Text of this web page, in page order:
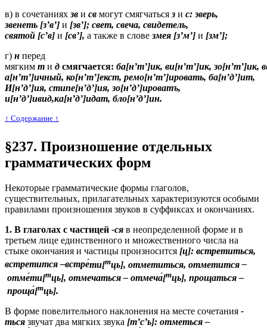
в) в сочетаниях зв и св могут смягчаться з и с: зверь,
звенеть [з’в’] и [зв’]; свет, свеча, свидетель,
святой [с’в] и [св’], а также в слове змея [з’м’] и [зм’];
г) н перед
мягким т и д смягчается: ба[н’т’]ик, ви[н’т’]ик, зо[н’т’]ик,
а[н’т’]ичный, ко[н’т’]екст, ремо[н’т’]ировать, ба[н’д’]ит,
И[н’д’]ия, стипе[н’д’]ия, зо[н’д’]ироватъ,
и[н’д’]ивид,ка[н’д’]идат, бло[н’д’]ин.
↑ Cодержание ↑
§237. Произношение отдельных
грамматических форм
Некоторые грамматические формы глаголов,
существительных, прилагательных характеризуются особыми
правилами произношения звуков в суффиксах и окончаниях.
1. В глаголах с частицей -ся в неопределенной форме и в
третьем лице единственного и множественного числа на
стыке окончания и частицы произносится [ц]: встретиться,
встретится–встре́ти[тць], отметиться, отметится–
отме́ти[тць], отмечаться– отмеча́[тць], прощаться–
проща́[тць].
В форме повелительного наклонения на месте сочетания -
ться звучат два мягких звука [т’с’ь]: отметься–